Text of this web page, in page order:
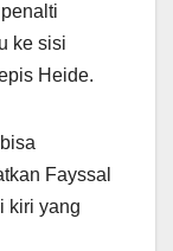
ke sisi
Heide.
Fayssal
kiri yang